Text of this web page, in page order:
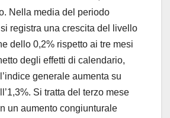
i
d
e
o
Nella media del periodo
registra una crescita del livello
dello 0,2% rispetto ai tre mesi
degli effetti di calendario,
generale aumenta su
Si tratta del terzo mese
un aumento congiunturale